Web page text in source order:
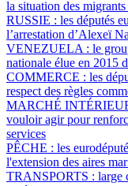
la situation des
RUSSIE : les députés
l’arrestation d’Alexeï
VENEZUELA : le
nationale élue en 2015
COMMERCE : les
respect des règles
MARCHÉ
vouloir agir pour
services
PÊCHE : les
l'extension des aires
TRANSPORTS : large